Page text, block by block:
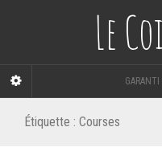
Le
Étiquette : Courses